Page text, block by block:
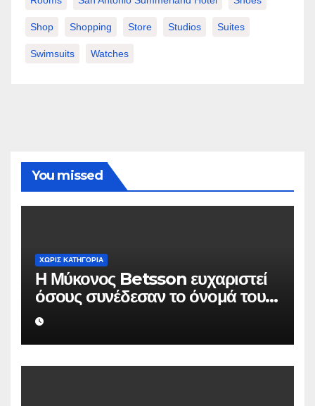
Shop Shopping Store Studios Suites
Swimsuits Watches
You missed
ΧΩΡΊΣ ΚΑΤΗΓΟΡΊΑ
Η Μύκονος Betsson ευχαριστεί
όσους συνέδεσαν το όνομά τους
με την ιστορική χρονιά